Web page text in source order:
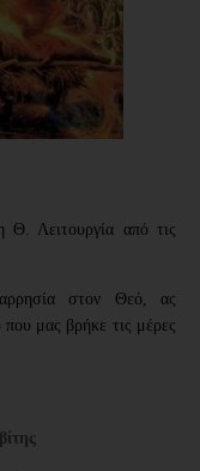
Λειτουργία από τις
στον Θεό, ας
μας βρήκε τις μέρες